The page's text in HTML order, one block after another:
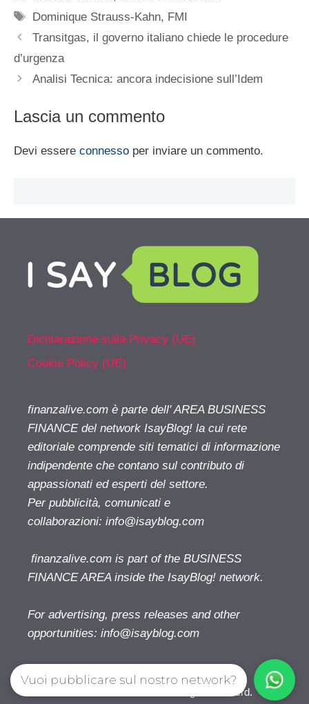
Tag
Dominique Strauss-Kahn, FMI
Transitgas, il governo italiano chiede le procedure
d’urgenza
Analisi Tecnica: ancora indecisione sull’Idem
Lascia un commento
Devi essere connesso per inviare un commento.
Dichiarazione sulla Privacy (UE)
Cookie Policy (UE)
finanzalive.com è parte dell' AREA BUSINESS
FINANCE del network IsayBlog! la cui rete
editoriale comprende siti tematici di informazione
indipendente che contano sul contributo di
appassionati ed esperti del settore.
Per pubblicità, comunicati e
collaborazioni: info@isayblog.com
finanzalive.com is part of the BUSINESS
FINANCE AREA inside the IsayBlog! network.
For advertising, press releases and other
opportunities: info@isayblog.com
Finanzalive.com © 2026. All right reserverd.
Vuoi pubblicare sul nostro network?